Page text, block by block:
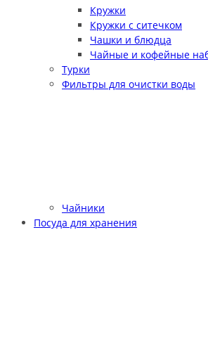
Кружки
Кружки с ситечком
Чашки и блюдца
Чайные и кофейные
Турки
Фильтры для очистки воды
Чайники
Посуда для хранения